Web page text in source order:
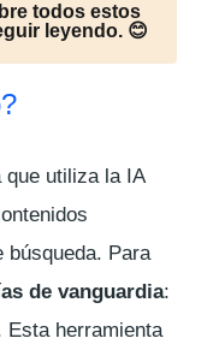
todos estos
leyendo. 😊
que utiliza la IA
búsqueda. Para
de vanguardia:
Esta herramienta